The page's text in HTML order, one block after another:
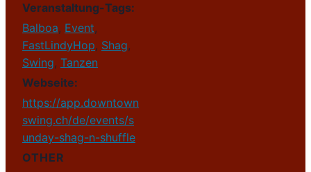
Veranstaltung-Tags:
Balboa, Event,
FastLindyHop, Shag,
Swing, Tanzen
Webseite:
https://app.downtown
swing.ch/de/events/s
unday-shag-n-shuffle
OTHER